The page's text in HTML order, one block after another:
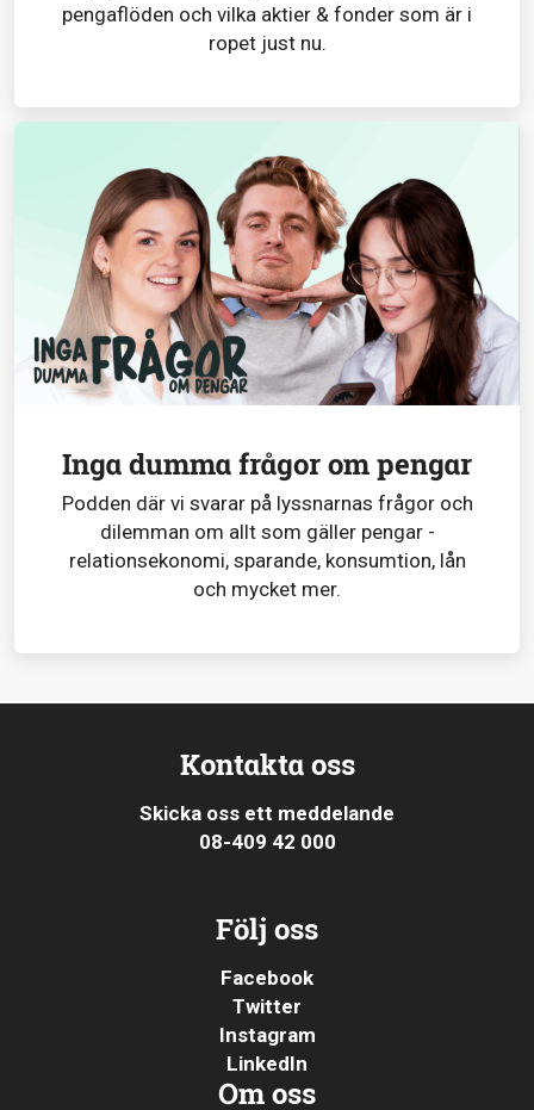
pengaflöden och vilka aktier & fonder som är i
ropet just nu.
Inga dumma frågor om pengar
Podden där vi svarar på lyssnarnas frågor och
dilemman om allt som gäller pengar -
relationsekonomi, sparande, konsumtion, lån
och mycket mer.
Kontakta oss
Skicka oss ett meddelande
08-409 42 000
Följ oss
Facebook
Twitter
Instagram
LinkedIn
Om oss